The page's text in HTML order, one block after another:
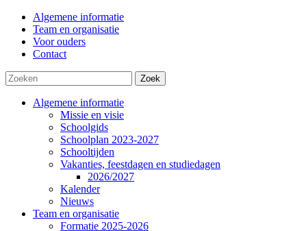
Algemene informatie
Team en organisatie
Voor ouders
Contact
Zoek
Algemene informatie
Missie en visie
Schoolgids
Schoolplan 2023-2027
Schooltijden
Vakanties, feestdagen en studiedagen
2026/2027
Kalender
Nieuws
Team en organisatie
Formatie 2025-2026